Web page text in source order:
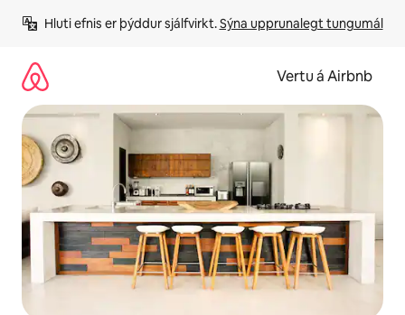
beint
Hluti efnis er þýddur sjálfvirkt. Sýna upprunalegt tungumál
Vertu á Airbnb